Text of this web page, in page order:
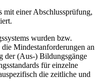
mit einer Abschlussprüfung,
wurden bzw.
Mindestanforderungen an
der (Aus-) Bildungsgänge
für einzelne
die zeitliche und